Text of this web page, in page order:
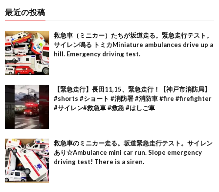
最近の投稿
救急車（ミニカー）たちが坂道走る。緊急走行テスト。
サイレン鳴る トミカMiniature ambulances drive up a
hill. Emergency driving test.
【緊急走行】長田11,15、緊急走行！【神戸市消防局】
#shorts #ショート #消防署 #消防車 #fire #firefighter
#サイレン#救急車 #救急 #はしご車
救急車のミニカー走る。坂道緊急走行テスト。サイレン
あり☆Ambulance mini car run. Slope emergency
driving test! There is a siren.